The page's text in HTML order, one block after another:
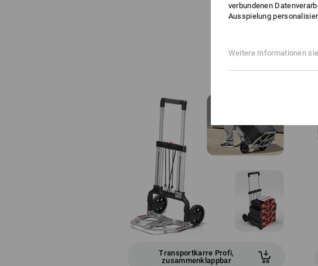
WIR
Transportkarre Profi,
zusammenklappbar
verbundenen
Ausspielung
Weitere Informationen